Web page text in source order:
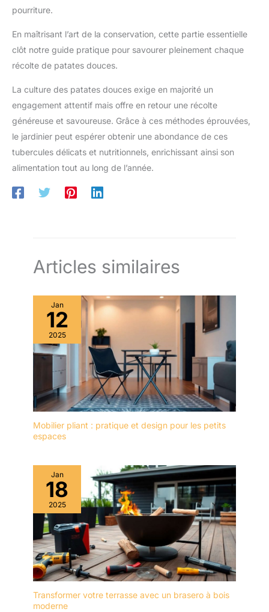
pourriture.
En maîtrisant l’art de la conservation, cette partie essentielle
clôt notre guide pratique pour savourer pleinement chaque
récolte de patates douces.
La culture des patates douces exige en majorité un
engagement attentif mais offre en retour une récolte
généreuse et savoureuse. Grâce à ces méthodes éprouvées,
le jardinier peut espérer obtenir une abondance de ces
tubercules délicats et nutritionnels, enrichissant ainsi son
alimentation tout au long de l’année.
Articles similaires
Jan
12
2025
Mobilier pliant : pratique et design pour les petits
espaces
Jan
18
2025
Transformer votre terrasse avec un brasero à bois
moderne